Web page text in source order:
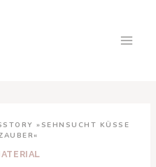
»SEHNSUCHT KÜSSE